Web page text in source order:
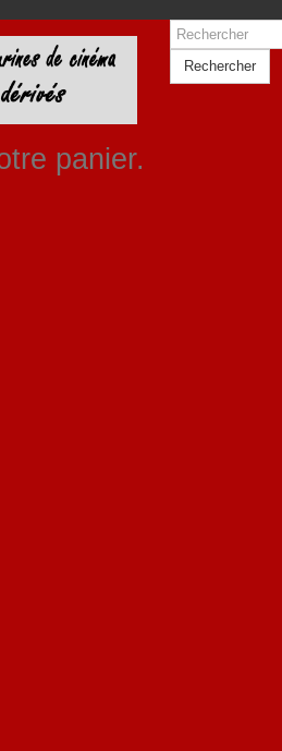
Rechercher
panier.